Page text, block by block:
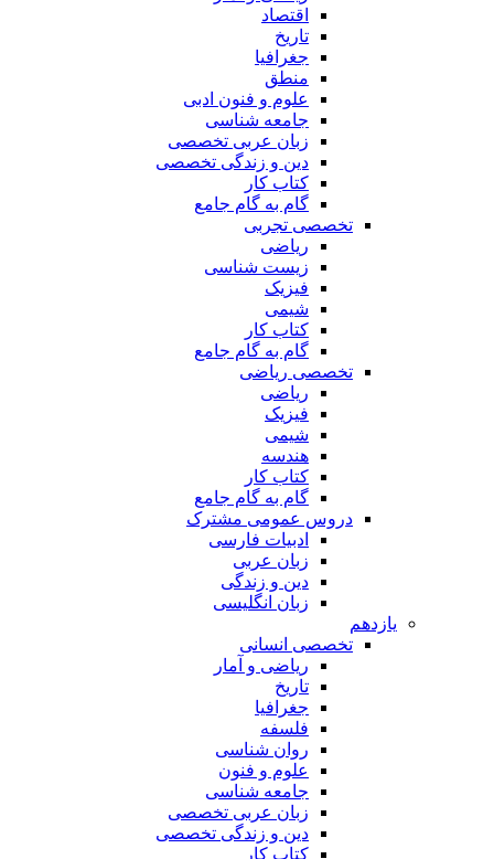
اقتصاد
تاریخ
جغرافیا
منطق
علوم و فنون ادبی
جامعه شناسی
زبان عربی تخصصی
دین و زندگی تخصصی
کتاب کار
گام به گام جامع
تخصصی تجربی
ریاضی
زیست شناسی
فیزیک
شیمی
کتاب کار
گام به گام جامع
تخصصی ریاضی
ریاضی
فیزیک
شیمی
هندسه
کتاب کار
گام به گام جامع
دروس عمومی مشترک
ادبیات فارسی
زبان عربی
دین و زندگی
زبان انگلیسی
یازدهم
تخصصی انسانی
ریاضی و آمار
تاریخ
جغرافیا
فلسفه
روان شناسی
علوم و فنون
جامعه شناسی
زبان عربی تخصصی
دین و زندگی تخصصی
کتاب کار